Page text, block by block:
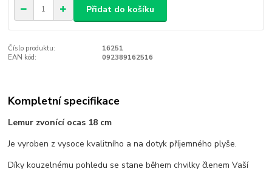
Přidat do košíku
Číslo produktu:
16251
EAN kód:
092389162516
Kompletní specifikace
Lemur zvonící ocas 18 cm
Je vyroben z vysoce kvalitního a na dotyk příjemného plyše.
Díky kouzelnému pohledu se stane během chvilky členem Vaší